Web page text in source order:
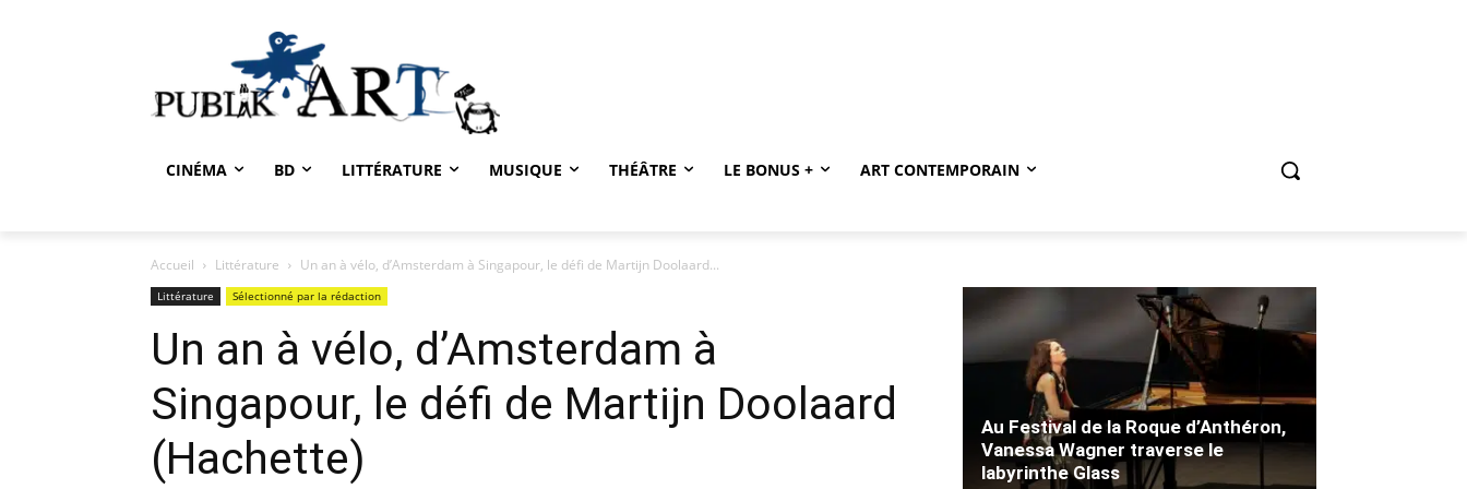
CINÉMA BD LITTÉRATURE MUSIQUE THÉÂTRE LE BONUS + ART CONTEMPORAIN
Accueil Littérature Un an à vélo, d’Amsterdam à Singapour, le défi de Martijn Doolaard...
Littérature Sélectionné par la rédaction
Un an à vélo, d’Amsterdam à
Singapour, le défi de Martijn Doolaard
(Hachette)
Au Festival de la Roque d’Anthéron,
Vanessa Wagner traverse le
labyrinthe Glass